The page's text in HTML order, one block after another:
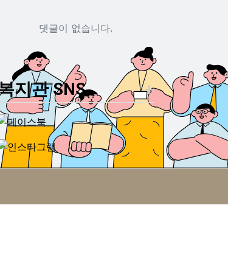
댓글이 없습니다.
지관 SNS